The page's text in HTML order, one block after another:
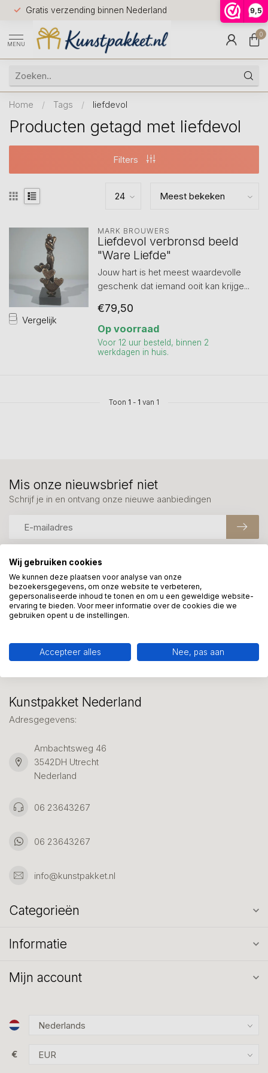
9,5
Gratis verzending binnen Nederland
Voor
huis
9.5
MENU
0
Home / Tags / liefdevol
Producten getagd met liefdevol
Filters
Vergelijk
MARK BROUWERS
Liefdevol verbronsd beeld
"Ware Liefde"
Jouw hart is het meest waardevolle
geschenk dat iemand ooit kan krijge...
€79,50
Op voorraad
Voor 12 uur besteld, binnen 2
werkdagen in huis.
Toon 1 - 1 van 1
Meer informatie?
We helpen graag met uw keuze of geven advies, bel of app
ons 7 dagen per week: 06-23643267
Mis onze nieuwsbrief niet
Schrijf je in en ontvang onze nieuwe aanbiedingen
Kunstpakket Nederland
Adresgegevens:
Ambachtsweg 46
3542DH Utrecht
Nederland
06 23643267
06 23643267
info@kunstpakket.nl
Categorieën
Informatie
Mijn account
€
Wij gebruiken cookies
We kunnen deze plaatsen voor analyse van onze
bezoekersgegevens, om onze website te verbeteren,
gepersonaliseerde inhoud te tonen en om u een geweldige website-
ervaring te bieden. Voor meer informatie over de cookies die we
gebruiken opent u de instellingen.
Accepteer alles Nee, pas aan